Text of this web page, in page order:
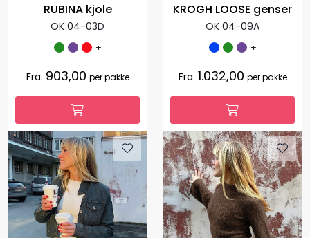
RUBINA kjole
OK 04-03D
+
Fra: 903,00 per pakke
KROGH LOOSE genser
OK 04-09A
+
Fra: 1.032,00 per pakke